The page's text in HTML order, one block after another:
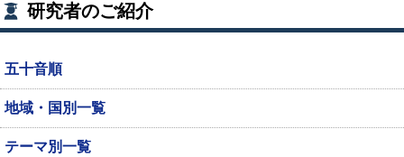
研究者のご紹介
五十音順
地域・国別一覧
テーマ別一覧